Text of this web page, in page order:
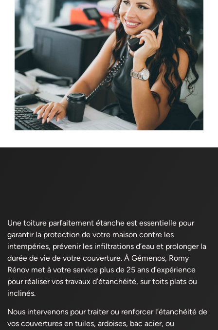
Une toiture parfaitement étanche est essentielle pour
garantir la protection de votre maison contre les
intempéries, prévenir les infiltrations d’eau et prolonger la
durée de vie de votre couverture. À Gémenos, Romy
Rénov met à votre service plus de 25 ans d’expérience
pour réaliser vos travaux d’étanchéité, sur toits plats ou
inclinés.
Nous intervenons pour traiter ou renforcer l’étanchéité de
vos couvertures en tuiles, ardoises, bac acier, ou